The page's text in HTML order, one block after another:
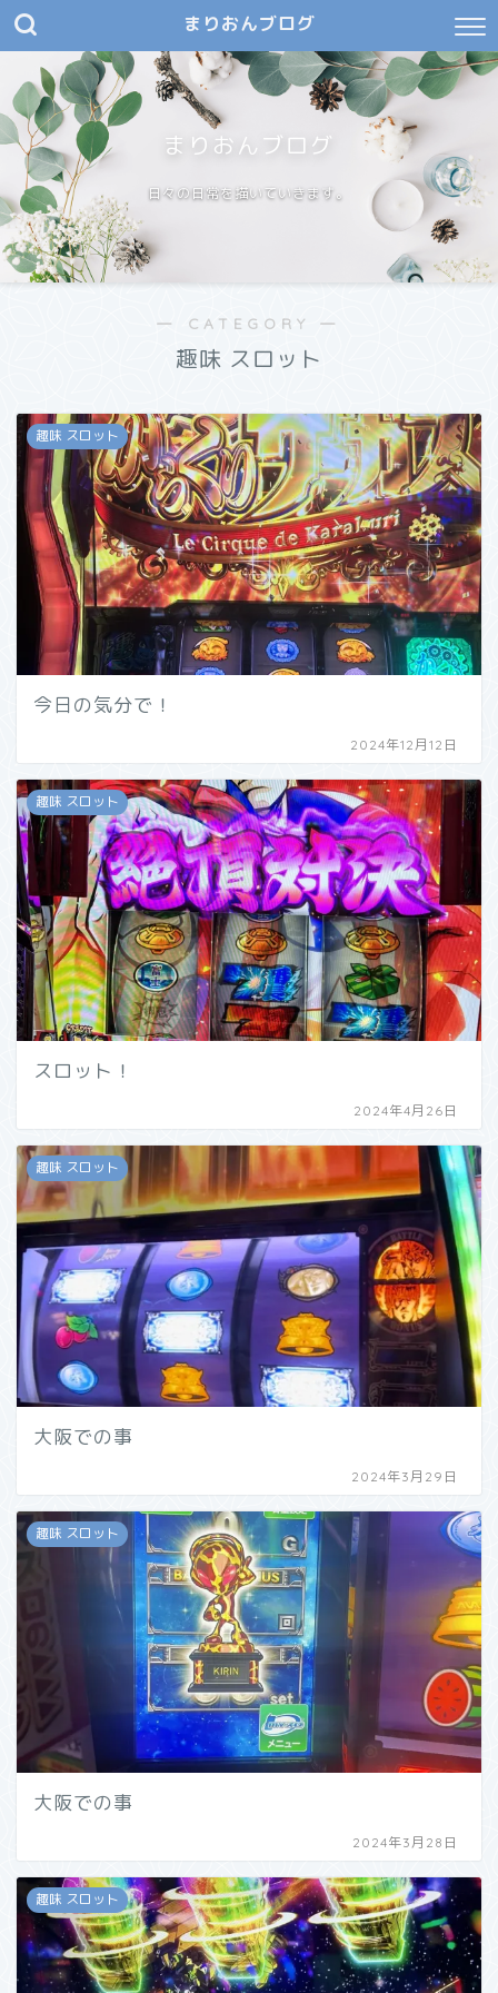
まりおんブログ
まりおんブログ
日々の日常を描いていきます。
― CATEGORY ―
趣味 スロット
趣味 スロット
今日の気分で！
2024年12月12日
趣味 スロット
スロット！
2024年4月26日
趣味 スロット
大阪での事
2024年3月29日
趣味 スロット
大阪での事
2024年3月28日
趣味 スロット